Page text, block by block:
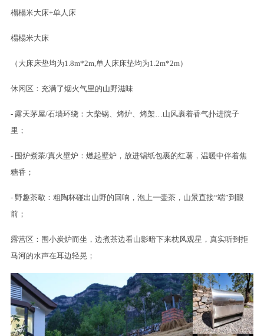
榻榻米大床+单人床
榻榻米大床
（大床床垫均为1.8m*2m,单人床床垫均为1.2m*2m）
休闲区：充满了烟火气里的山野滋味
- 露天茅屋/石墙环绕：大柴锅、烤炉、烤架…山风裹着香气扑进院子
里；
- 围炉煮茶/真火壁炉：燃起壁炉，放进锡纸包裹的红薯，温暖中伴着焦
糖香；
- 野趣茶歇：粗陶杯碰出山野的回响，泡上一壶茶，山景直接“端”到眼
前；
露营区：围小炭炉而坐，边煮茶边看山影暗下来枕风观星，真实听到拒
马河的水声在耳边轻晃；